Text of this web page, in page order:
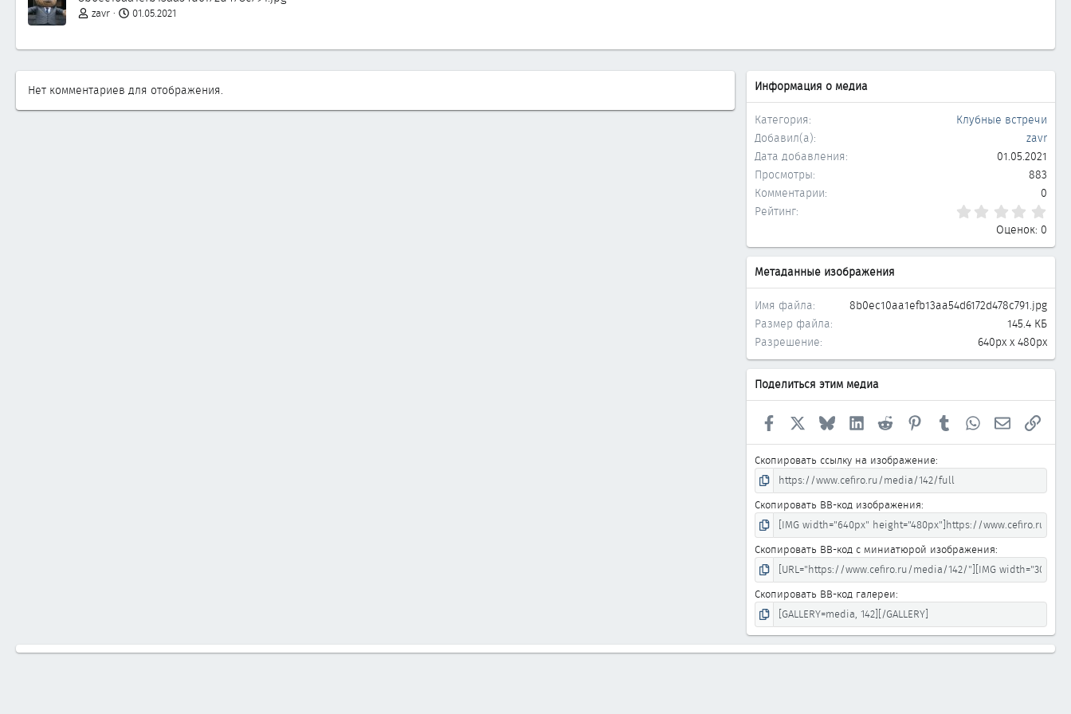
zavr 01.05.2021
Нет комментариев для отображения. Информация о медиа
Категория
Клубные встречи
Добавил(а)
zavr
Дата добавления
01.05.2021
Просмотры
883
Комментарии
0
Рейтинг
Оценок: 0
Метаданные изображения
Имя файла
8b0ec10aa1efb13aa54d6172d478c791.jpg
Размер файла
145.4 КБ
Разрешение
640px x 480px
Поделиться этим медиа
Facebook BlueskyLinkedInReddit PinterestTumblr WhatsApp
Скопировать ссылку на изображение
Скопировать BB-код изображения
Скопировать BB-код с миниатюрой изображения
Скопировать BB-код галереи